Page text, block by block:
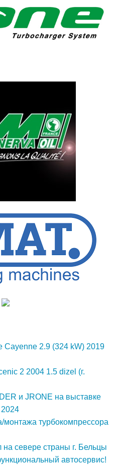
Cayenne 2.9 (324 kW) 2019
2 2004 1.5 dizel (г.
и JRONE на выставке
турбокомпрессора
севере страны г. Бельцы
автосервис!